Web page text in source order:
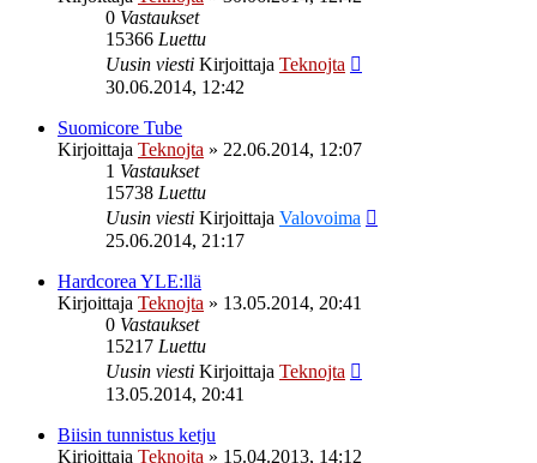
0 Vastaukset
15366 Luettu
Uusin viesti Kirjoittaja Teknojta
30.06.2014, 12:42
Suomicore Tube
Kirjoittaja Teknojta » 22.06.2014, 12:07
1 Vastaukset
15738 Luettu
Uusin viesti Kirjoittaja Valovoima
25.06.2014, 21:17
Hardcorea YLE:llä
Kirjoittaja Teknojta » 13.05.2014, 20:41
0 Vastaukset
15217 Luettu
Uusin viesti Kirjoittaja Teknojta
13.05.2014, 20:41
Biisin tunnistus ketju
Kirjoittaja Teknojta » 15.04.2013, 14:12